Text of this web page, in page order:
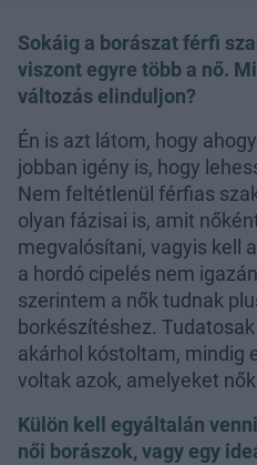
Sokáig a borászat férfi
viszont egyre több a nő.
változás elinduljon?
Én is azt látom, hogy
jobban igény is, hogy
Nem feltétlenül férfias
olyan fázisai is, amit
megvalósítani, vagyis kell
a hordó cipelés nem
szerintem a nők tudnak
borkészítéshez.
akárhol kóstoltam, mindig
voltak azok, amelyeket
Külön kell egyáltalán
női borászok, vagy egy